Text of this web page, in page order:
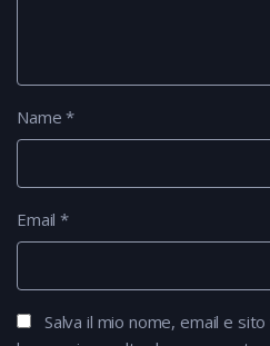
Name*
Email*
Salva il mio nome, email e